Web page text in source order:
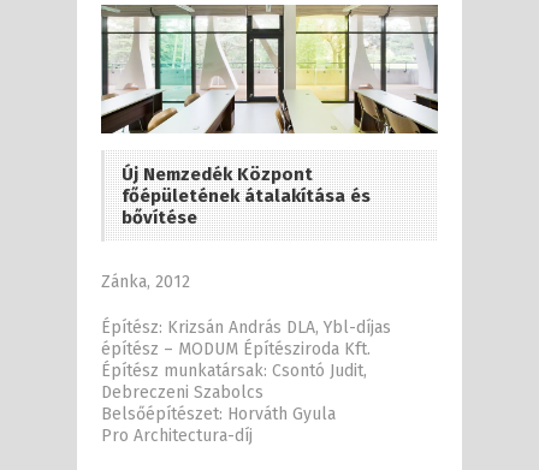
Új Nemzedék Központ
főépületének átalakítása és
bővítése
Zánka, 2012
Építész: Krizsán András DLA, Ybl-díjas
építész – MODUM Építésziroda Kft.
Építész munkatársak: Csontó Judit,
Debreczeni Szabolcs
Belsőépítészet: Horváth Gyula
Pro Architectura-díj